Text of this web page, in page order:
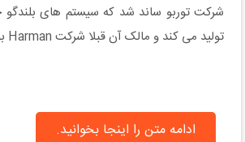
شرکت توربو ساند شد که سیستم های بلندگو
تولید می کند و مالک آن قبلا شرکت Harman بود.
ادامه متن را اینجا بخوانید.